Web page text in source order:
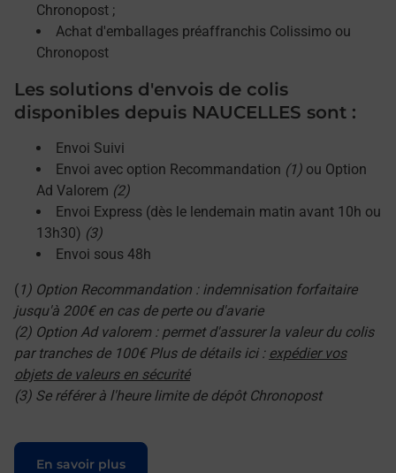
Chronopost ;
Achat d'emballages préaffranchis Colissimo ou
Chronopost
Les solutions d'envois de colis
disponibles depuis NAUCELLES sont :
Envoi Suivi
Envoi avec option Recommandation (1) ou Option
Ad Valorem (2)
Envoi Express (dès le lendemain matin avant 10h ou
13h30) (3)
Envoi sous 48h
( 1) Option Recommandation : indemnisation forfaitaire
jusqu'à 200€ en cas de perte ou d'avarie
(2) Option Ad valorem : permet d'assurer la valeur du colis
par tranches de 100€ Plus de détails ici : expédier vos
objets de valeurs en sécurité
(3) Se référer à l'heure limite de dépôt Chronopost
En savoir plus
Le lien s'ouvre dans un nouvel onglet